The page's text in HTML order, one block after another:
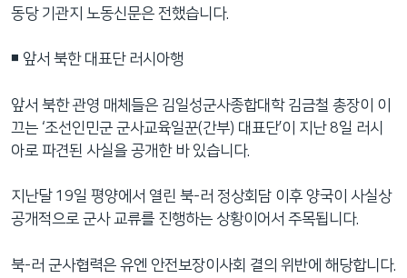
동당 기관지 노동신문은 전했습니다.
◾️ 앞서 북한 대표단 러시아행
앞서 북한 관영 매체들은 김일성군사종합대학 김금철 총장이 이
끄는 ‘조선인민군 군사교육일꾼(간부) 대표단’이 지난 8일 러시
아로 파견된 사실을 공개한 바 있습니다.
지난달 19일 평양에서 열린 북-러 정상회담 이후 양국이 사실상
공개적으로 군사 교류를 진행하는 상황이어서 주목됩니다.
북-러 군사협력은 유엔 안전보장이사회 결의 위반에 해당합니다.